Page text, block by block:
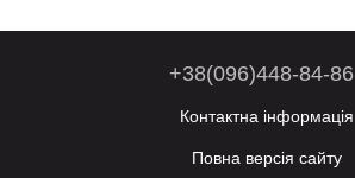
+38(096)448-84-86
Контактна інформація
Повна версія сайту